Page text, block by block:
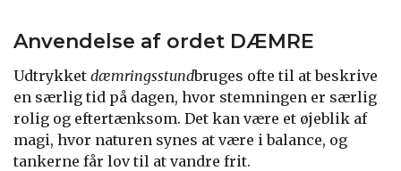
Anvendelse af ordet DÆMRE
Udtrykket dæmringsstundbruges ofte til at beskrive
en særlig tid på dagen, hvor stemningen er særlig
rolig og eftertænksom. Det kan være et øjeblik af
magi, hvor naturen synes at være i balance, og
tankerne får lov til at vandre frit.